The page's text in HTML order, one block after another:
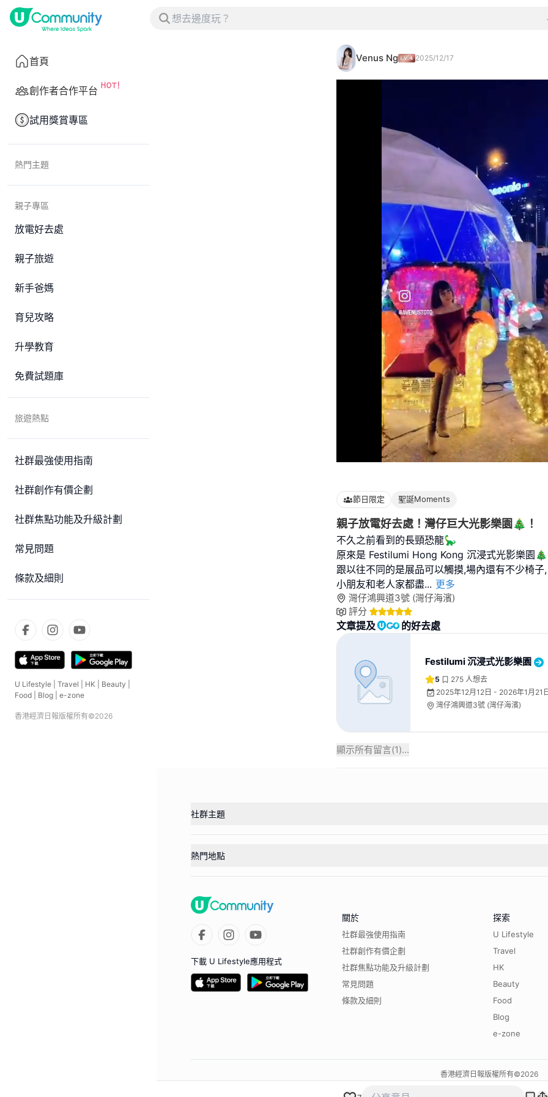
首頁
創作者合作平台
試用獎賞專區
熱門主題
親子專區
放電好去處
親子旅遊
新手爸媽
育兒攻略
升學教育
免費試題庫
旅遊熱點
社群最強使用指南
社群創作有價企劃
社群焦點功能及升級計劃
常見問題
條款及細則
U Lifestyle Travel HK Beauty
Food
Blog e-zone
香港經濟日報版權所有©2026
Venus Ng 2025/12/17
Loaded :
100.00%
節日限定 聖誕Moments
親子放電好去處！灣仔巨大光影樂園🎄！
不久之前看到的長頸恐龍🦕
原來是 Festilumi Hong Kong 沉浸式光影樂園
跟以往不同的是展品可以觸摸,場內還有不少椅子,
小朋友和老人家都盡... 更多
灣仔鴻興道3號 (灣仔海濱)
評分
文章提及 的好去處
Festilumi 沉浸式光影樂園
5 275 人想去
2025年12月12日 - 2026年1月21
灣仔鴻興道3號 (灣仔海濱)
顯示所有留言(1)...
社群主題
熱門地點
下載 U Lifestyle應用程式
關於
社群最強使用指南
社群創作有價企劃
社群焦點功能及升級計劃
常見問題
條款及細則
探索
U Lifestyle
Travel
HK
Beauty
Food
Blog
e-zone
香港經濟日報版權所有©2026